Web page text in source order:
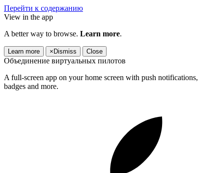
Перейти к содержанию
View in the app
A better way to browse. Learn more.
Learn more × Dismiss Close
Объединение виртуальных пилотов
A full-screen app on your home screen with push notifications,
badges and more.